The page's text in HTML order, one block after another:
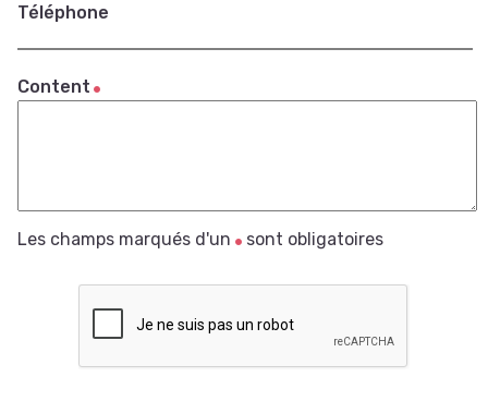
Téléphone
Content
Les champs marqués d'un sont obligatoires